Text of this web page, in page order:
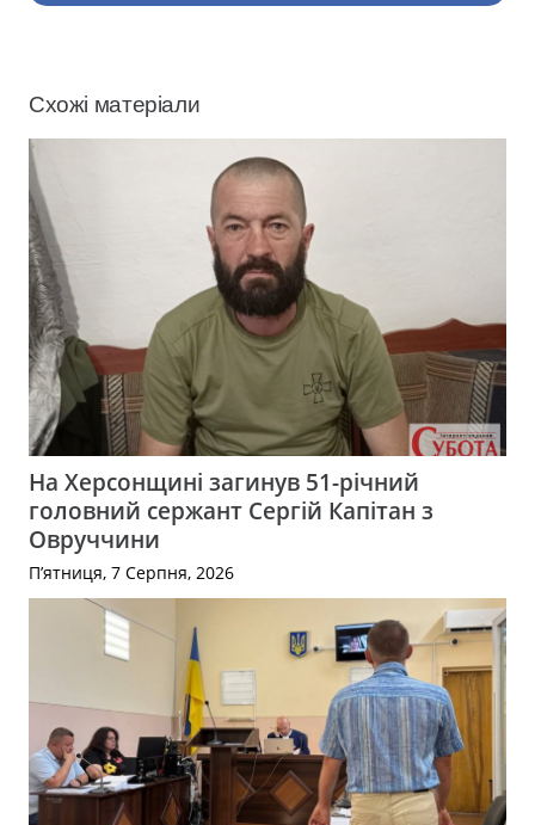
Схожі матеріали
На Херсонщині загинув 51-річний
головний сержант Сергій Капітан з
Овруччини
П’ятниця, 7 Серпня, 2026